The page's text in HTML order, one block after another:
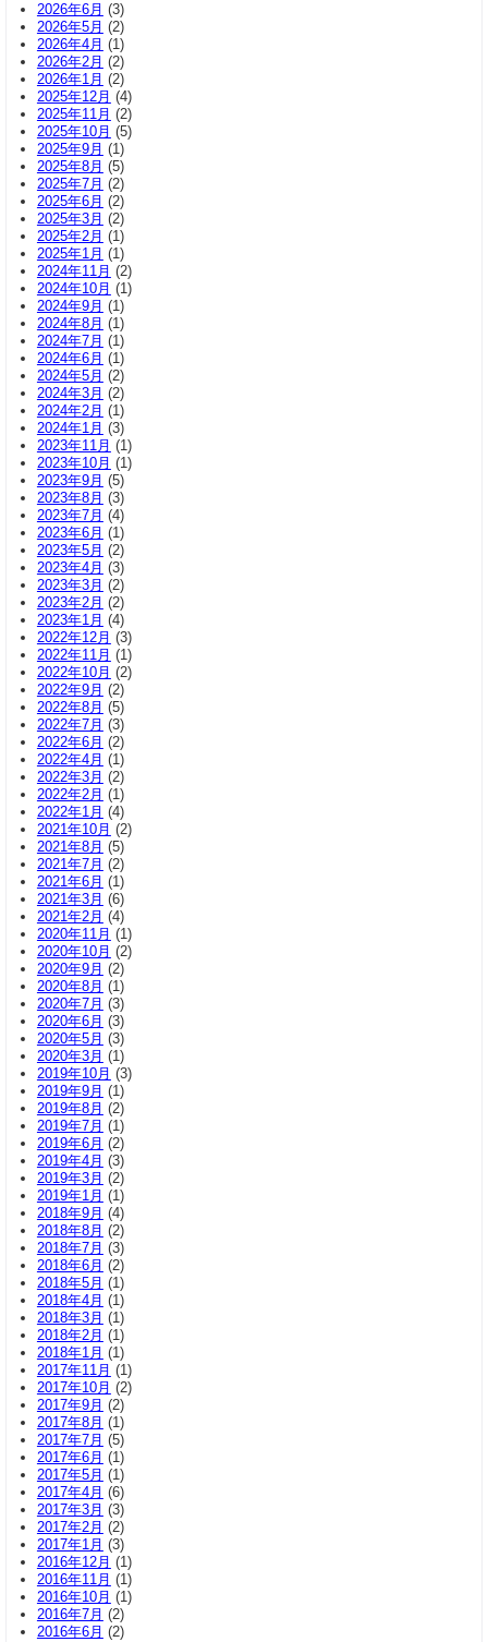
2026年6月 (3)
2026年5月 (2)
2026年4月 (1)
2026年2月 (2)
2026年1月 (2)
2025年12月 (4)
2025年11月 (2)
2025年10月 (5)
2025年9月 (1)
2025年8月 (5)
2025年7月 (2)
2025年6月 (2)
2025年3月 (2)
2025年2月 (1)
2025年1月 (1)
2024年11月 (2)
2024年10月 (1)
2024年9月 (1)
2024年8月 (1)
2024年7月 (1)
2024年6月 (1)
2024年5月 (2)
2024年3月 (2)
2024年2月 (1)
2024年1月 (3)
2023年11月 (1)
2023年10月 (1)
2023年9月 (5)
2023年8月 (3)
2023年7月 (4)
2023年6月 (1)
2023年5月 (2)
2023年4月 (3)
2023年3月 (2)
2023年2月 (2)
2023年1月 (4)
2022年12月 (3)
2022年11月 (1)
2022年10月 (2)
2022年9月 (2)
2022年8月 (5)
2022年7月 (3)
2022年6月 (2)
2022年4月 (1)
2022年3月 (2)
2022年2月 (1)
2022年1月 (4)
2021年10月 (2)
2021年8月 (5)
2021年7月 (2)
2021年6月 (1)
2021年3月 (6)
2021年2月 (4)
2020年11月 (1)
2020年10月 (2)
2020年9月 (2)
2020年8月 (1)
2020年7月 (3)
2020年6月 (3)
2020年5月 (3)
2020年3月 (1)
2019年10月 (3)
2019年9月 (1)
2019年8月 (2)
2019年7月 (1)
2019年6月 (2)
2019年4月 (3)
2019年3月 (2)
2019年1月 (1)
2018年9月 (4)
2018年8月 (2)
2018年7月 (3)
2018年6月 (2)
2018年5月 (1)
2018年4月 (1)
2018年3月 (1)
2018年2月 (1)
2018年1月 (1)
2017年11月 (1)
2017年10月 (2)
2017年9月 (2)
2017年8月 (1)
2017年7月 (5)
2017年6月 (1)
2017年5月 (1)
2017年4月 (6)
2017年3月 (3)
2017年2月 (2)
2017年1月 (3)
2016年12月 (1)
2016年11月 (1)
2016年10月 (1)
2016年7月 (2)
2016年6月 (2)